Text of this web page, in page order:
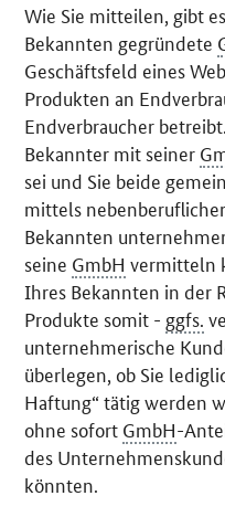
Wie Sie mitteilen, gibt
Bekannten gegründete
Geschäftsfeld eines
Produkten an
Endverbraucher
Bekannter mit seiner
sei und Sie beide
mittels
Bekannten
seine GmbH vermitteln
Ihres Bekannten in der
Produkte somit - ggfs.
unternehmerische
überlegen, ob Sie
Haftung“ tätig werden
ohne sofort GmbH-
des
könnten.